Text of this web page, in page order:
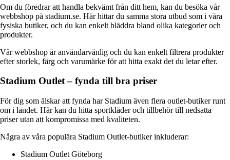
Om du föredrar att handla bekvämt från ditt hem, kan du besöka vår
webbshop på stadium.se. Här hittar du samma stora utbud som i våra
fysiska butiker, och du kan enkelt bläddra bland olika kategorier och
produkter.
Vår webbshop är användarvänlig och du kan enkelt filtrera produkter
efter storlek, färg och varumärke för att hitta exakt det du letar efter.
Stadium Outlet – fynda till bra priser
För dig som älskar att fynda har Stadium även flera outlet-butiker runt
om i landet. Här kan du hitta sportkläder och tillbehör till nedsatta
priser utan att kompromissa med kvaliteten.
Några av våra populära Stadium Outlet-butiker inkluderar:
Stadium Outlet Göteborg